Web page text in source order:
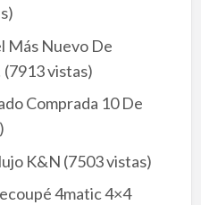
Más Nuevo De
(7913 vistas)
Comprada 10 De
K&N (7503 vistas)
4matic 4×4